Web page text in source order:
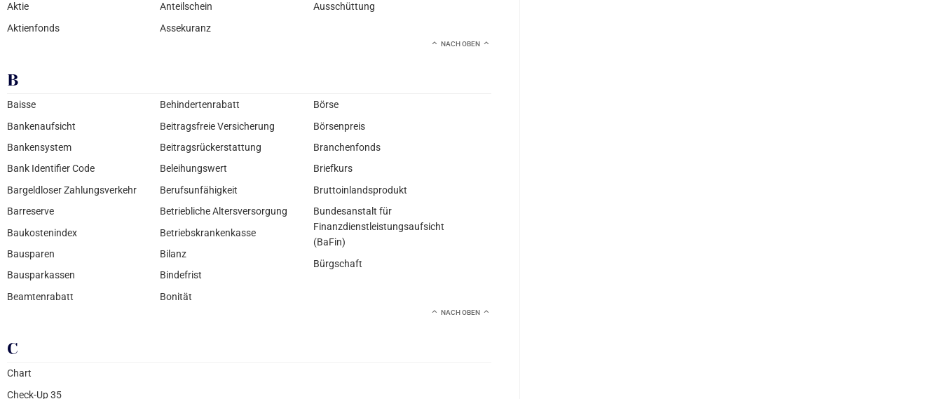
Aktie
Aktienfonds
Anteilschein
Assekuranz
Ausschüttung
NACH OBEN
B
Baisse
Bankenaufsicht
Bankensystem
Bank Identifier Code
Bargeldloser Zahlungsverkehr
Barreserve
Baukostenindex
Bausparen
Bausparkassen
Beamtenrabatt
Behindertenrabatt
Beitragsfreie Versicherung
Beitragsrückerstattung
Beleihungswert
Berufsunfähigkeit
Betriebliche Altersversorgung
Betriebskrankenkasse
Bilanz
Bindefrist
Bonität
Börse
Börsenpreis
Branchenfonds
Briefkurs
Bruttoinlandsprodukt
Bundesanstalt für
Finanzdienstleistungsaufsicht
(BaFin)
Bürgschaft
NACH OBEN
C
Chart
Check-Up 35